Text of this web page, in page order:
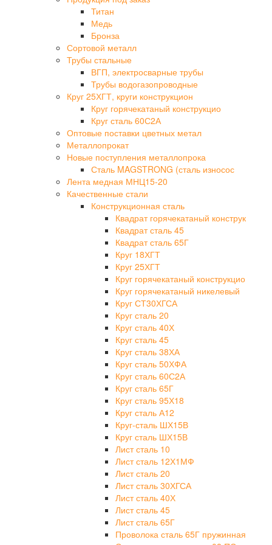
Титан
Медь
Бронза
Сортовой металл
Трубы стальные
ВГП, электросварные трубы
Трубы водогазопроводные
Круг 25ХГТ, круги конструкцион
Круг горячекатаный конструкцио
Круг сталь 60С2А
Оптовые поставки цветных метал
Металлопрокат
Новые поступления металлопрока
Сталь MAGSTRONG (сталь износос
Лента медная МНЦ15-20
Качественные стали
Конструкционная сталь
Квадрат горячекатаный конструк
Квадрат сталь 45
Квадрат сталь 65Г
Круг 18ХГТ
Круг 25ХГТ
Круг горячекатаный конструкцио
Круг горячекатаный никелевый
Круг СТ30ХГСА
Круг сталь 20
Круг сталь 40Х
Круг сталь 45
Круг сталь 38ХА
Круг сталь 50ХФА
Круг сталь 60С2А
Круг сталь 65Г
Круг сталь 95Х18
Круг сталь А12
Круг-сталь ШХ15В
Круг сталь ШХ15В
Лист сталь 10
Лист сталь 12Х1МФ
Лист сталь 20
Лист сталь 30ХГСА
Лист сталь 40Х
Лист сталь 45
Лист сталь 65Г
Проволока сталь 65Г пружинная